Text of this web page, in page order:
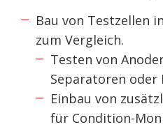
Bau von Testzellen
zum Vergleich.
Testen von
Separatoren oder
Einbau von
für Condition-